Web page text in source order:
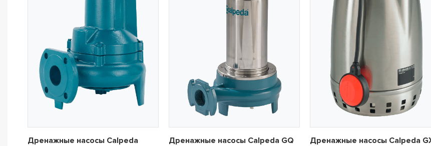
Дренажные насосы Calpeda
Дренажные насосы Calpeda GQ Дренажные насосы Calpeda